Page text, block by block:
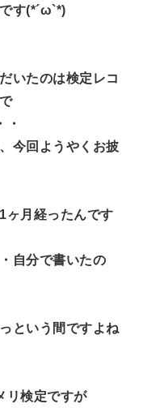
す(*´ω`*)
いたのは検定レコ
・
今回ようやくお披
1ヶ月経ったんです
自分で書いたの
という間ですよね
リ検定ですが